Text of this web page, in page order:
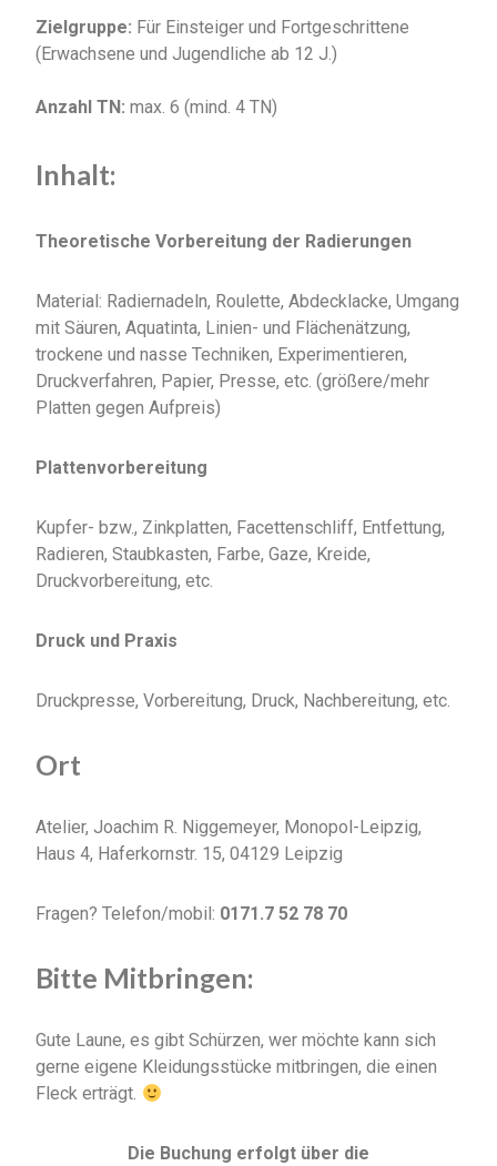
Zielgruppe: Für Einsteiger und Fortgeschrittene
(Erwachsene und Jugendliche ab 12 J.)
Anzahl TN: max. 6 (mind. 4 TN)
Inhalt:
Theoretische Vorbereitung der Radierungen
Material: Radiernadeln, Roulette, Abdecklacke, Umgang
mit Säuren, Aquatinta, Linien- und Flächenätzung,
trockene und nasse Techniken, Experimentieren,
Druckverfahren, Papier, Presse, etc. (größere/mehr
Platten gegen Aufpreis)
Plattenvorbereitung
Kupfer- bzw., Zinkplatten, Facettenschliff, Entfettung,
Radieren, Staubkasten, Farbe, Gaze, Kreide,
Druckvorbereitung, etc.
Druck und Praxis
Druckpresse, Vorbereitung, Druck, Nachbereitung, etc.
Ort
Atelier, Joachim R. Niggemeyer, Monopol-Leipzig,
Haus 4, Haferkornstr. 15, 04129 Leipzig
Fragen?Telefon/mobil: 0171.7 52 78 70
Bitte Mitbringen:
Gute Laune, es gibt Schürzen, wer möchte kann sich
gerne eigene Kleidungsstücke mitbringen, die einen
Fleck erträgt.
Die Buchung erfolgt über die